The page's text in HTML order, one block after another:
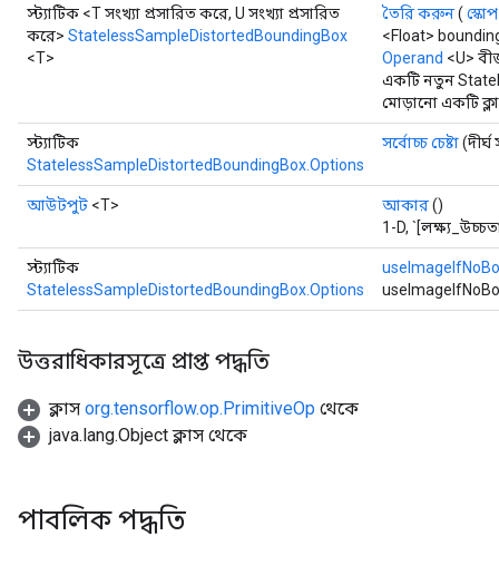
স্ট্যাটিক <T সংখ্যা প্রসারিত করে, U সংখ্যা প্রসারিত
করে> StatelessSampleDistortedBoundingBox
<T>
তৈরি করুন( স্কোপ
<Float>
Operand <U>
একটি নতুন
মোড়ানো একটি
স্ট্যাটিক
StatelessSampleDistortedBoundingBox.Options
সর্বোচ্চ চেষ্টা(দীর্ঘ
আউটপুট <T> আকার()
1-D,
স্ট্যাটিক
StatelessSampleDistortedBoundingBox.Options
উত্তরাধিকারসূত্রে প্রাপ্ত পদ্ধতি
ক্লাস org.tensorflow.op.PrimitiveOp থেকে
java.lang.Object ক্লাস থেকে
পাবলিক পদ্ধতি